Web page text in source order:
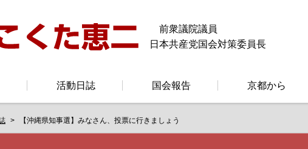
前衆議院議員
日本共産党国会対策委員長
活動日誌 国会報告 京都から
【沖縄県知事選】みなさん、投票に行きましょう